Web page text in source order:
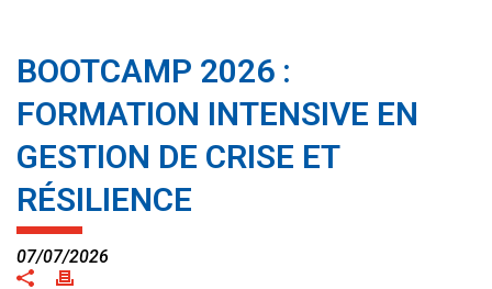
BOOTCAMP 2026 :
FORMATION INTENSIVE EN
GESTION DE CRISE ET
RÉSILIENCE
07/07/2026